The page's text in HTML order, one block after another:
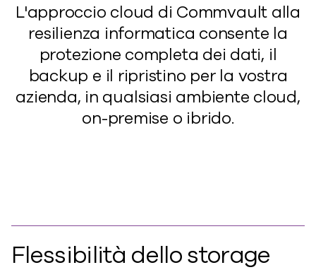
L'approccio cloud di Commvault alla
resilienza informatica consente la
protezione completa dei dati, il
backup e il ripristino per la vostra
azienda, in qualsiasi ambiente cloud,
on-premise o ibrido.
Flessibilità dello storage